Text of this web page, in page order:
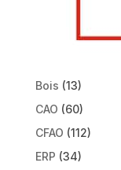
Bois (13)
CAO (60)
CFAO (112)
ERP (34)